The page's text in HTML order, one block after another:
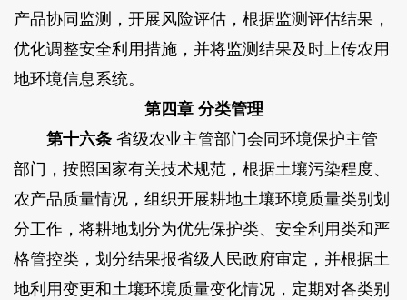
产品协同监测，开展风险评估，根据监测评估结果，
优化调整安全利用措施，并将监测结果及时上传农用
地环境信息系统。
第四章 分类管理
第十六条省级农业主管部门会同环境保护主管
部门，按照国家有关技术规范，根据土壤污染程度、
农产品质量情况，组织开展耕地土壤环境质量类别划
分工作，将耕地划分为优先保护类、安全利用类和严
格管控类，划分结果报省级人民政府审定，并根据土
地利用变更和土壤环境质量变化情况，定期对各类别